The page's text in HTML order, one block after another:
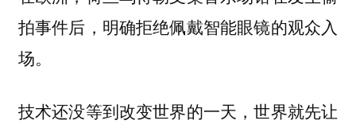
拍事件后，明确拒绝佩戴智能眼镜的观众入
场。
技术还没等到改变世界的一天，世界就先让